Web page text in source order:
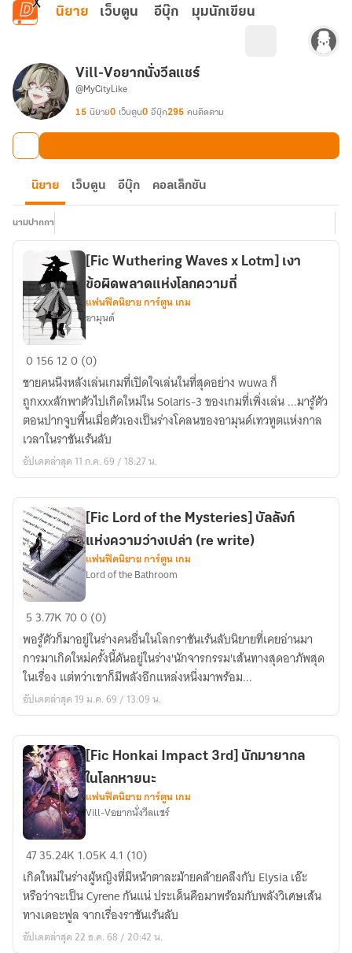
ข้ามไปยังเนื้อหาหลัก
นิยาย เว็บตูน อีบุ๊ก มุมนักเขียน
Vill-Vอยากนั่งวีลแชร์
@MyCityLike
15 นิยาย0 เว็บตูน0 อีบุ๊ก295 คนติดตาม
นิยาย เว็บตูน อีบุ๊ก คอลเล็กชัน
นามปากกา
[Fic
Wuthering
Waves
x
Lotm]
เงา
ข้อ
พลาด
แห่ง
โลก
ความถี่
[Fic Wuthering Waves x Lotm] เงา
ข้อผิดพลาดแห่งโลกความถี่
แฟนฟิคนิยาย การ์ตูน เกม
อามุนด์
0156120 (0)
ชายคนนึงหลังเล่นเกมที่เปิดใจเล่นในที่สุดอย่าง wuwa ก็
ถูกxxxลักพาตัวไปเกิดใหม่ใน Solaris-3 ของเกมที่เพิ่งเล่น ...มารู้ตัว
ตอนปากจูบพื้นเมื่อตัวเองเป็นร่างโคลนของอามุนด์เทวทูตแห่งกาล
เวลาในราชันเร้นลับ
อัปเดตล่าสุด 11 ก.ค. 69 / 18:27 น.
[Fic
Lord
of
the
Mysteries]
บัลลังก์
ความ
ว่าง
เปล่า
(re
write)
[Fic Lord of the Mysteries] บัลลังก์
แห่งความว่างเปล่า (re write)
แฟนฟิคนิยาย การ์ตูน เกม
Lord of the Bathroom
5 3.77K700 (0)
พอรู้ตัวก็มาอยู่ในร่างคนอื่นในโลกราชันเร้นลับนิยายที่เคยอ่านมา
การมาเกิดใหม่ครั้งนี้ดันอยู่ในร่าง'นักจารกรรม'เส้นทางสุดอาภัพสุด
ในเรื่อง แต่ทว่าเขาก็มีพลังอีกแหล่งหนึ่งมาพร้อม...
อัปเดตล่าสุด 19 ม.ค. 69 / 13:09 น.
[Fic
Honkai
Impact
3rd]
นัก
มายากล
[Fic Honkai Impact 3rd] นักมายากล
ในโลกหายนะ
แฟนฟิคนิยาย การ์ตูน เกม
Vill-Vอยากนั่งวีลแชร์
4735.24K 1.05K4.1 (10)
เกิดใหม่ในร่างผู้หญิงที่มีหน้าตาละม้ายคล้ายคลึงกับ Elysia เอ๊ะ
หรือว่าจะเป็น Cyrene กันแน่ ประเด็นคือมาพร้อมกับพลังวิเศษเส้น
ทางเดอะฟูล จากเรื่องราชันเร้นลับ
อัปเดตล่าสุด 22 ธ.ค. 68 / 20:42 น.